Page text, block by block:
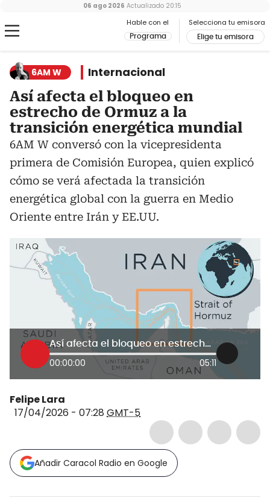
Hable con el
Programa
Selecciona tu emisora
Elige tu emisora
06 ago 2026 Actualizado 20:15
6AM W Internacional
Así afecta el bloqueo en
estrecho de Ormuz a la
transición energética mundial
6AM W conversó con la vicepresidenta
primera de Comisión Europea, quien explicó
cómo se verá afectada la transición
energética global con la guerra en Medio
Oriente entre Irán y EE.UU.
Así afecta el bloqueo en estrecho de Ormuz a la transición energética mundial
00:00:00 05:11
Felipe Lara
17/04/2026 - 07:28 GMT-5
Añadir Caracol Radio en Google